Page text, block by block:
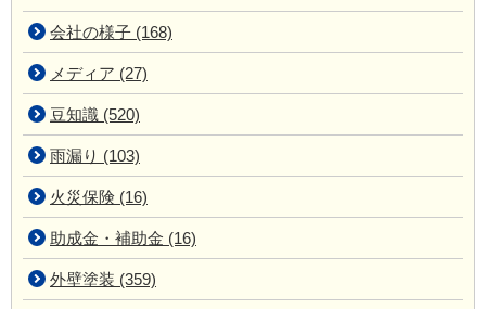
会社の様子 (168)
メディア (27)
豆知識 (520)
雨漏り (103)
火災保険 (16)
助成金・補助金 (16)
外壁塗装 (359)